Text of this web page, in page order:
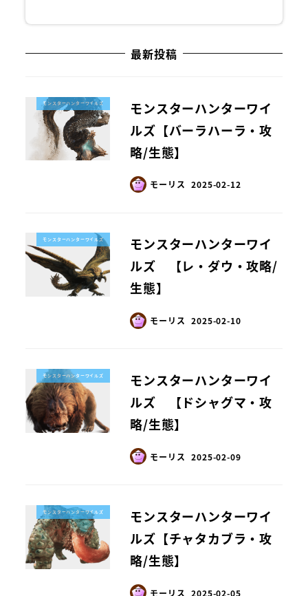
最新投稿
モンスターハンターワイルズ
モンスターハンターワイ
ルズ【バーラハーラ・攻
略/生態】
モーリス 2025-02-12
モンスターハンターワイルズ
モンスターハンターワイ
ルズ 【レ・ダウ・攻略/
生態】
モーリス 2025-02-10
モンスターハンターワイルズ
モンスターハンターワイ
ルズ 【ドシャグマ・攻
略/生態】
モーリス 2025-02-09
モンスターハンターワイルズ
モンスターハンターワイ
ルズ【チャタカブラ・攻
略/生態】
モーリス 2025-02-05